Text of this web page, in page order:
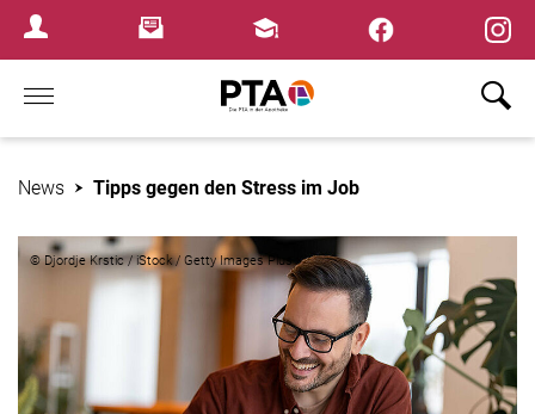
Login MenuNewsletterFortbildungen
Home
News Tipps gegen den Stress im Job
© Djordje Krstic / iStock / Getty Images Plus
×